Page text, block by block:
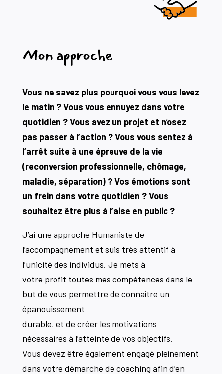
Mon approche
Vous ne savez plus pourquoi vous vous levez
le matin ? Vous vous ennuyez dans votre
quotidien ? Vous avez un projet et n’osez
pas passer à l’action ? Vous vous sentez à
l’arrêt suite à une épreuve de la vie
(reconversion professionnelle, chômage,
maladie, séparation) ? Vos émotions sont
un frein dans votre quotidien ? Vous
souhaitez être plus à l’aise en public ?
J’ai une approche Humaniste de
l’accompagnement et suis très attentif à
l’unicité des individus. Je mets à
votre profit toutes mes compétences dans le
but de vous permettre de connaître un
épanouissement
durable, et de créer les motivations
nécessaires à l’atteinte de vos objectifs.
Vous devez être également engagé pleinement
dans votre démarche de coaching afin d’en